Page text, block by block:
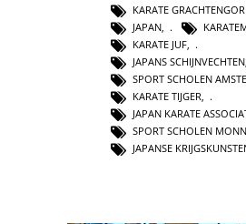
KARATE
JAPAN
KARATE JUF
JAPANS SCHIJNVECHTEN
SPORT SCHOLEN
KARATE TIJGER
JAPAN KARATE
SPORT SCHOLEN
JAPANSE